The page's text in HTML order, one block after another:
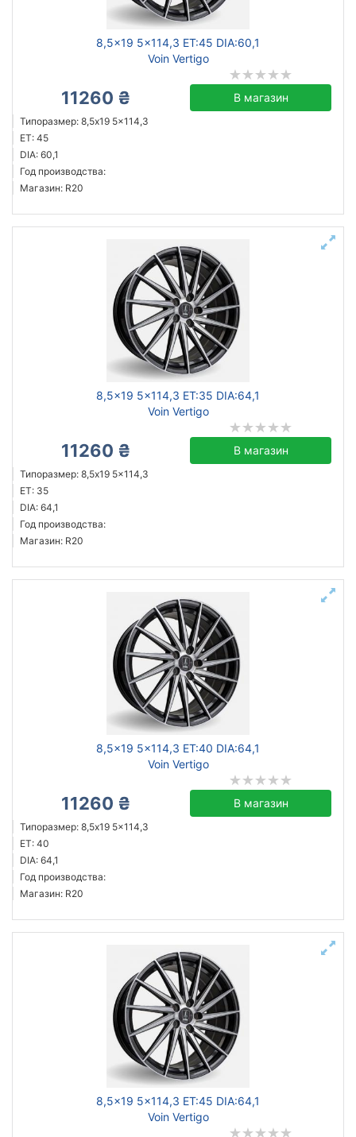
8,5x19 5x114,3 ET:45 DIA:60,1
Voin Vertigo
11260 ₴ В магазин
Типоразмер: 8,5x19 5x114,3
ET: 45
DIA: 60,1
Год производства:
Магазин: R20
8,5x19 5x114,3 ET:35 DIA:64,1
Voin Vertigo
11260 ₴ В магазин
Типоразмер: 8,5x19 5x114,3
ET: 35
DIA: 64,1
Год производства:
Магазин: R20
8,5x19 5x114,3 ET:40 DIA:64,1
Voin Vertigo
11260 ₴ В магазин
Типоразмер: 8,5x19 5x114,3
ET: 40
DIA: 64,1
Год производства:
Магазин: R20
8,5x19 5x114,3 ET:45 DIA:64,1
Voin Vertigo